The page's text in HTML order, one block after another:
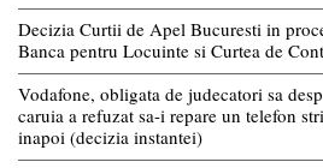
Decizia Curtii de Apel Bucuresti in
Banca pentru Locuinte si Curtea de
Vodafone, obligata de judecatori sa
caruia a refuzat sa-i repare un telefon
inapoi (decizia instantei)